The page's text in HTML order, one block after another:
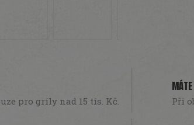
M
pro grily nad 15 tis. Kč. Při